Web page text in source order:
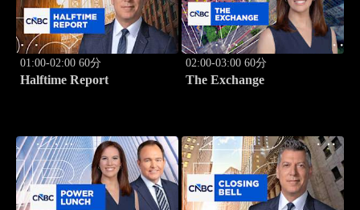
01:00-02:00 60分
Halftime Report
02:00-03:00 60分
The Exchange